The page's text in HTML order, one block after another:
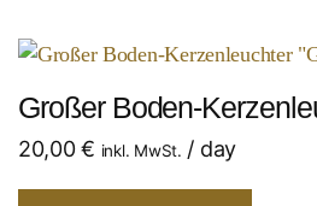
Großer Boden-
20,00€ inkl. MwSt. / day